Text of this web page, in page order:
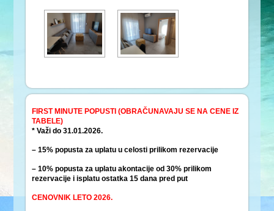
FIRST MINUTE POPUSTI (OBRAČUNAVAJU SE NA CENE IZ
TABELE)
* Važi do 31.01.2026.
– 15% popusta za uplatu u celosti prilikom rezervacije
– 10% popusta za uplatu akontacije od 30% prilikom
rezervacije i isplatu ostatka 15 dana pred put
CENOVNIK LETO 2026.